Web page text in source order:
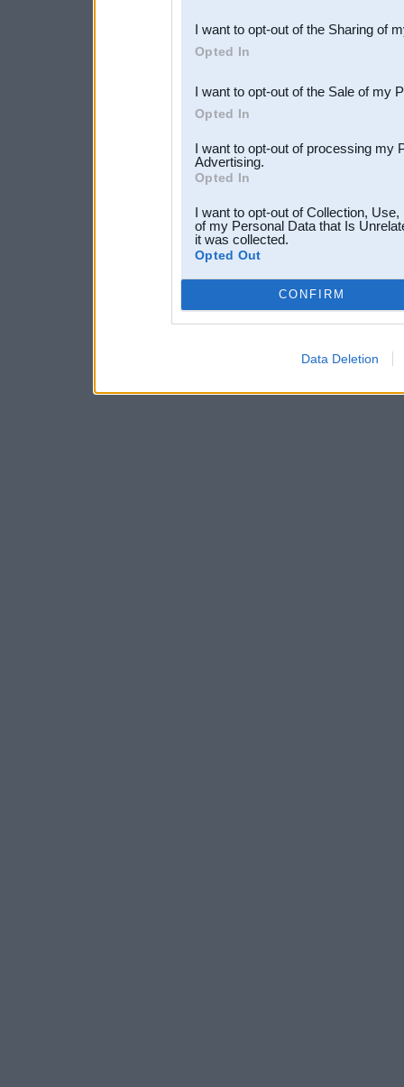
Downstream Participants
third parties.
I want to opt-out of the Sharing of
Opted In
I want to opt-out of the Sale of my
Opted In
I want to opt-out of processing my
Advertising.
Opted In
I want to opt-out of Collection,
of my Personal Data that Is
it was collected.
Opted Out
CONFIRM
Data Deletion